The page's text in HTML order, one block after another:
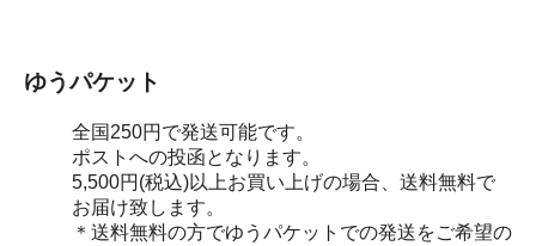
ゆうパケット
全国250円で発送可能です。
ポストへの投函となります。
5,500円(税込)以上お買い上げの場合、送料無料で
お届け致します。
＊送料無料の方でゆうパケットでの発送をご希望の